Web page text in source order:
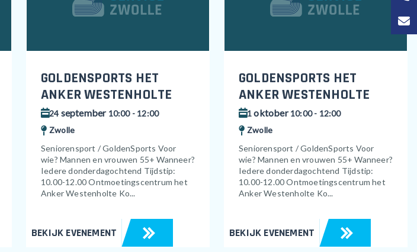
GOLDENSPORTS HET
ANKER WESTENHOLTE
24 september10:00 - 12:00
Zwolle
Seniorensport / GoldenSports Voor
wie? Mannen en vrouwen 55+ Wanneer?
Iedere donderdagochtend Tijdstip:
10.00-12.00 Ontmoetingscentrum het
Anker Westenholte Ko...
BEKIJK EVENEMENT
GOLDENSPORTS HET
ANKER WESTENHOLTE
1oktober10:00 - 12:00
Zwolle
Seniorensport / GoldenSports Voor
wie? Mannen en vrouwen 55+ Wanneer?
Iedere donderdagochtend Tijdstip:
10.00-12.00 Ontmoetingscentrum het
Anker Westenholte Ko...
BEKIJK EVENEMENT